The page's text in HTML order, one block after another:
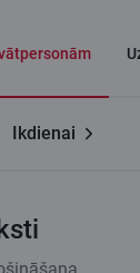
Ikdienai